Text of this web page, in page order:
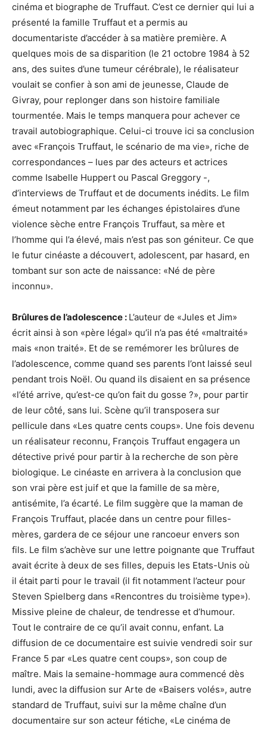
cinéma et biographe de Truffaut. C’est ce dernier qui lui a
présenté la famille Truffaut et a permis au
documentariste d’accéder à sa matière première. A
quelques mois de sa disparition (le 21 octobre 1984 à 52
ans, des suites d’une tumeur cérébrale), le réalisateur
voulait se confier à son ami de jeunesse, Claude de
Givray, pour replonger dans son histoire familiale
tourmentée. Mais le temps manquera pour achever ce
travail autobiographique. Celui-ci trouve ici sa conclusion
avec «François Truffaut, le scénario de ma vie», riche de
correspondances – lues par des acteurs et actrices
comme Isabelle Huppert ou Pascal Greggory -,
d’interviews de Truffaut et de documents inédits. Le film
émeut notamment par les échanges épistolaires d’une
violence sèche entre François Truffaut, sa mère et
l’homme qui l’a élevé, mais n’est pas son géniteur. Ce que
le futur cinéaste a découvert, adolescent, par hasard, en
tombant sur son acte de naissance: «Né de père
inconnu».
Brûlures de l’adolescence : L’auteur de «Jules et Jim»
écrit ainsi à son «père légal» qu’il n’a pas été «maltraité»
mais «non traité». Et de se remémorer les brûlures de
l’adolescence, comme quand ses parents l’ont laissé seul
pendant trois Noël. Ou quand ils disaient en sa présence
«l’été arrive, qu’est-ce qu’on fait du gosse ?», pour partir
de leur côté, sans lui. Scène qu’il transposera sur
pellicule dans «Les quatre cents coups». Une fois devenu
un réalisateur reconnu, François Truffaut engagera un
détective privé pour partir à la recherche de son père
biologique. Le cinéaste en arrivera à la conclusion que
son vrai père est juif et que la famille de sa mère,
antisémite, l’a écarté. Le film suggère que la maman de
François Truffaut, placée dans un centre pour filles-
mères, gardera de ce séjour une rancoeur envers son
fils. Le film s’achève sur une lettre poignante que Truffaut
avait écrite à deux de ses filles, depuis les Etats-Unis où
il était parti pour le travail (il fit notamment l’acteur pour
Steven Spielberg dans «Rencontres du troisième type»).
Missive pleine de chaleur, de tendresse et d’humour.
Tout le contraire de ce qu’il avait connu, enfant. La
diffusion de ce documentaire est suivie vendredi soir sur
France 5 par «Les quatre cent coups», son coup de
maître. Mais la semaine-hommage aura commencé dès
lundi, avec la diffusion sur Arte de «Baisers volés», autre
standard de Truffaut, suivi sur la même chaîne d’un
documentaire sur son acteur fétiche, «Le cinéma de